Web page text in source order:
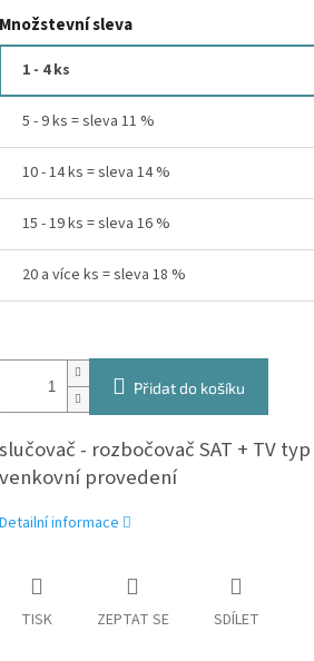
Množstevní sleva
1 - 4 ks
5 - 9 ks = sleva 11 %
10 - 14 ks = sleva 14 %
15 - 19 ks = sleva 16 %
20 a více ks = sleva 18 %
Přidat do košíku
slučovač - rozbočovač SAT + TV typ
venkovní provedení
Detailní informace
TISK ZEPTAT SE SDÍLET